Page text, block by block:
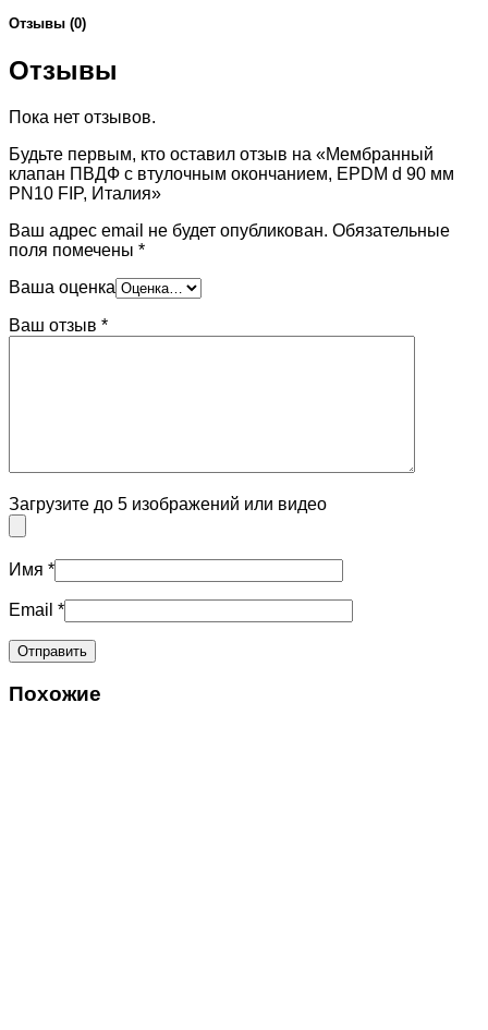
Отзывы (0)
Отзывы
Пока нет отзывов.
Будьте первым, кто оставил отзыв на «Мембранный
клапан ПВДФ с втулочным окончанием, EPDM d 90 мм
PN10 FIP, Италия»
Ваш адрес email не будет опубликован. Обязательные
поля помечены *
Ваша оценка
Ваш отзыв *
Загрузите до 5 изображений или видео
Имя *
Email *
Похожие